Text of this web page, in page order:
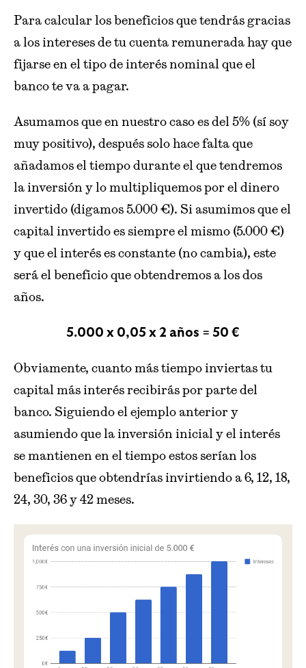
Para calcular los beneficios que tendrás gracias
a los intereses de tu cuenta remunerada hay que
fijarse en el tipo de interés nominal que el
banco te va a pagar.
Asumamos que en nuestro caso es del 5% (sí soy
muy positivo), después solo hace falta que
añadamos el tiempo durante el que tendremos
la inversión y lo multipliquemos por el dinero
invertido (digamos 5.000 €). Si asumimos que el
capital invertido es siempre el mismo (5.000 €)
y que el interés es constante (no cambia), este
será el beneficio que obtendremos a los dos
años.
5.000 x 0,05 x 2 años = 50 €
Obviamente, cuanto más tiempo inviertas tu
capital más interés recibirás por parte del
banco. Siguiendo el ejemplo anterior y
asumiendo que la inversión inicial y el interés
se mantienen en el tiempo estos serían los
beneficios que obtendrías invirtiendo a 6, 12, 18,
24, 30, 36 y 42 meses.